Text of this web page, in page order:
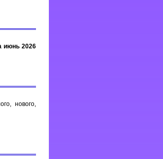
июнь 2026
нового,